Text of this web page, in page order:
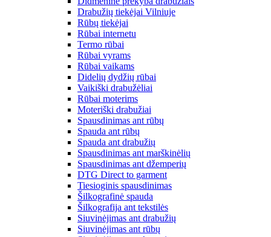
Drabužių tiekėjai Vilniuje
Rūbų tiekėjai
Rūbai internetu
Termo rūbai
Rūbai vyrams
Rūbai vaikams
Didelių dydžių rūbai
Vaikiški drabužėliai
Rūbai moterims
Moteriški drabužiai
Spausdinimas ant rūbų
Spauda ant rūbų
Spauda ant drabužių
Spausdinimas ant marškinėlių
Spausdinimas ant džemperių
DTG Direct to garment
Tiesioginis spausdinimas
Šilkografinė spauda
Šilkografija ant tekstilės
Siuvinėjimas ant drabužių
Siuvinėjimas ant rūbų